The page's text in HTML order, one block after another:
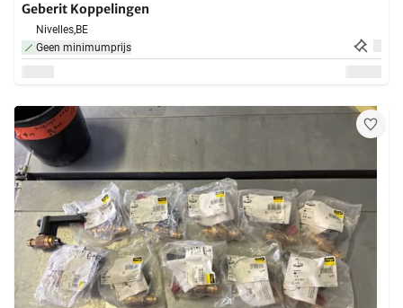
Geberit Koppelingen
Nivelles,BE
Geen minimumprijs